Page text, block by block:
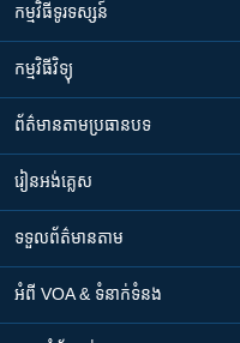
កម្មវិធី​ទូរទស្សន៍
កម្មវិធី​វិទ្យុ
ព័ត៌មាន​តាមប្រធានបទ​
រៀន​​អង់គ្លេស
ទទួល​ព័ត៌មាន​តាម
អំពី​ VOA & ទំនាក់ទំនង